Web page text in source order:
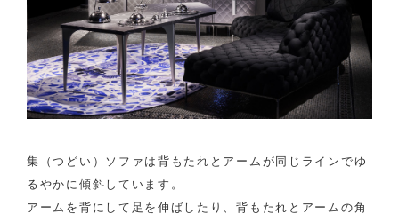
集（つどい）ソファは背もたれとアームが同じラインでゆ
るやかに傾斜しています。
アームを背にして足を伸ばしたり、背もたれとアームの角